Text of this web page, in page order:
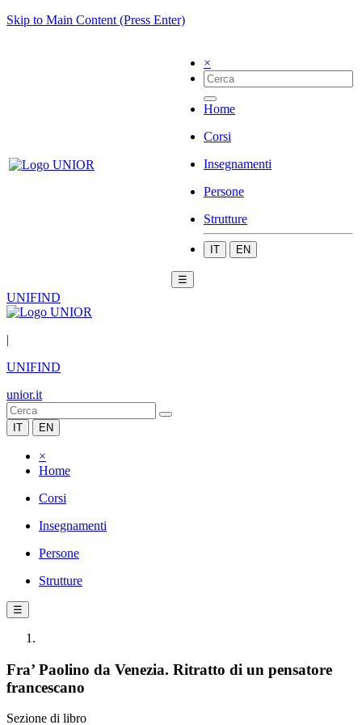
Skip to Main Content (Press Enter)
×
Home
Corsi
Insegnamenti
Persone
Strutture
IT EN
☰
UNIFIND
|
UNIFIND
unior.it
IT EN
×
Home
Corsi
Insegnamenti
Persone
Strutture
☰
Fra’ Paolino da Venezia. Ritratto di un pensatore
francescano
Sezione di libro